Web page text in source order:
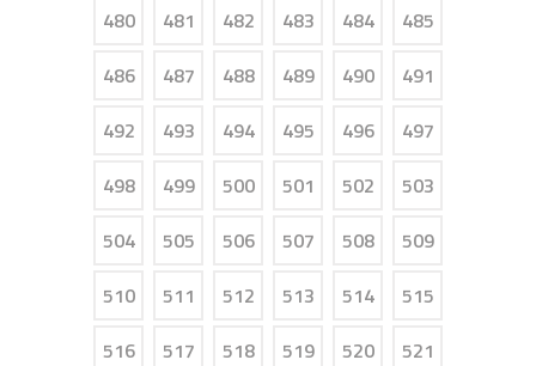
480 481 482 483 484
485
486
487 488 489 490
491
492
493 494 495 496
497
498
499 500 501 502
503
504
505 506 507 508
509
510
511 512 513 514
515
516
517 518 519 520
521